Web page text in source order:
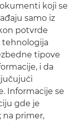
koji se
samo iz
potvrde
tehnologija
tipove
i da
Informacije se
gde je
na primer,